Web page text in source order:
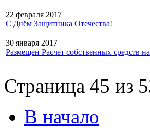
22 февраля 2017
С Днём Защитника Отечества!
30 января 2017
Размещен Расчет собственных средств
Страница 45 из
В начало